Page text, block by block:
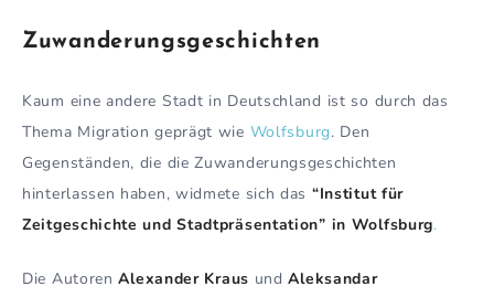
Zuwanderungsgeschichten
Kaum eine andere Stadt in Deutschland ist so durch das
Thema Migration geprägt wie Wolfsburg. Den
Gegenständen, die die Zuwanderungsgeschichten
hinterlassen haben, widmete sich das “Institut für
Zeitgeschichte und Stadtpräsentation” in Wolfsburg.
Die AutorenAlexander Kraus und Aleksandar